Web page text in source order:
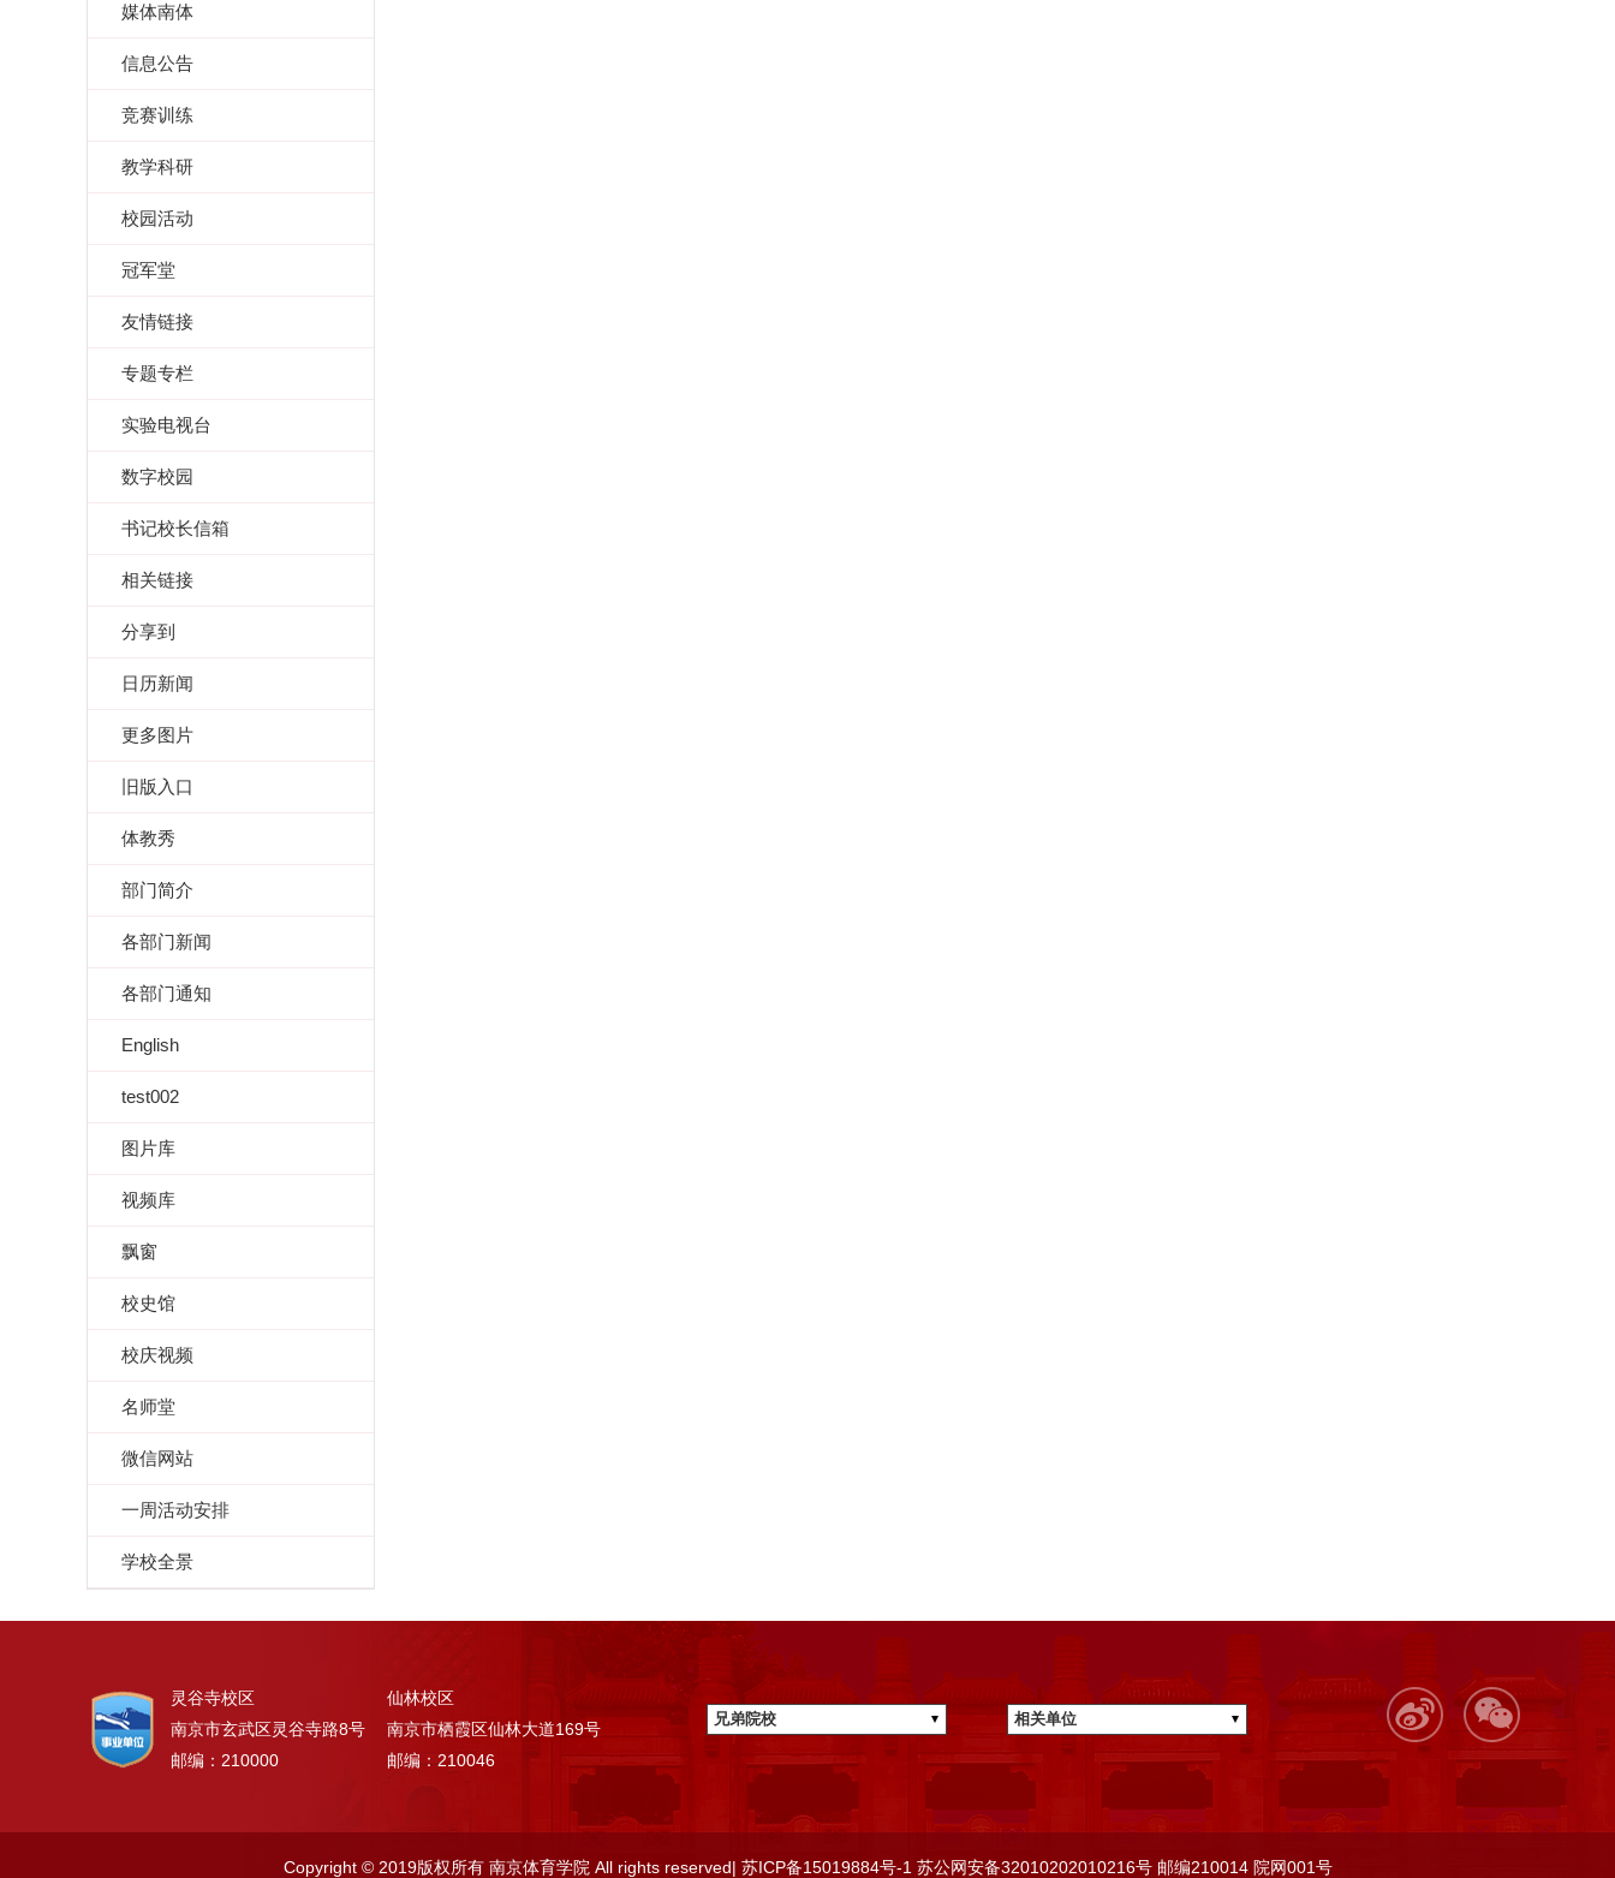
媒体南体
信息公告
竞赛训练
教学科研
校园活动
冠军堂
友情链接
专题专栏
实验电视台
数字校园
书记校长信箱
相关链接
分享到
日历新闻
更多图片
旧版入口
体教秀
部门简介
各部门新闻
各部门通知
English
test002
图片库
视频库
飘窗
校史馆
校庆视频
名师堂
微信网站
一周活动安排
学校全景
灵谷寺校区
南京市玄武区灵谷寺路8号
邮编：210000
仙林校区
南京市栖霞区仙林大道169号
邮编：210046
兄弟院校 相关单位
Copyright © 2019版权所有 南京体育学院 All rights reserved| 苏ICP备15019884号-1 苏公网安备32010202010216号邮编210014院网001号